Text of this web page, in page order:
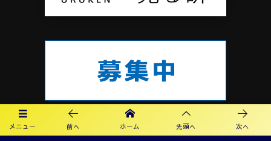
メニュー 前へ ホーム 先頭へ 次へ